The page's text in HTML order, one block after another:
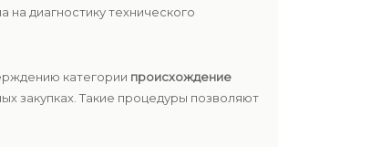
на диагностику технического
категории происхождение
закупках. Такие процедуры позволяют